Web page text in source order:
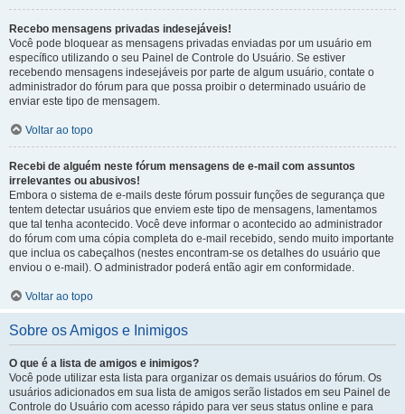
Recebo mensagens privadas indesejáveis!
Você pode bloquear as mensagens privadas enviadas por um usuário em
específico utilizando o seu Painel de Controle do Usuário. Se estiver
recebendo mensagens indesejáveis por parte de algum usuário, contate o
administrador do fórum para que possa proibir o determinado usuário de
enviar este tipo de mensagem.
Voltar ao topo
Recebi de alguém neste fórum mensagens de e-mail com assuntos
irrelevantes ou abusivos!
Embora o sistema de e-mails deste fórum possuir funções de segurança que
tentem detectar usuários que enviem este tipo de mensagens, lamentamos
que tal tenha acontecido. Você deve informar o acontecido ao administrador
do fórum com uma cópia completa do e-mail recebido, sendo muito importante
que inclua os cabeçalhos (nestes encontram-se os detalhes do usuário que
enviou o e-mail). O administrador poderá então agir em conformidade.
Voltar ao topo
Sobre os Amigos e Inimigos
O que é a lista de amigos e inimigos?
Você pode utilizar esta lista para organizar os demais usuários do fórum. Os
usuários adicionados em sua lista de amigos serão listados em seu Painel de
Controle do Usuário com acesso rápido para ver seus status online e para